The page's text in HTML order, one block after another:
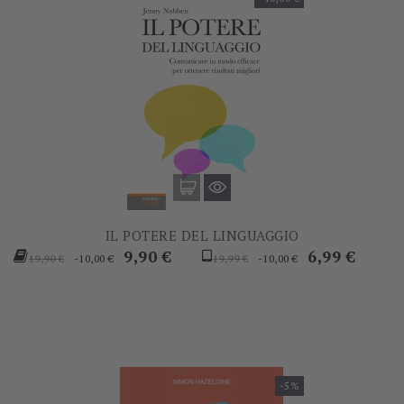
IL POTERE DEL LINGUAGGIO
Prezzo
19,90 € -10,00 € Prezzo
9,90 €
Prezzo
19,99 € -10,00 € Prezzo
6,99 €
-5%